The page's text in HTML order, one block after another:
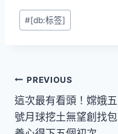
Post
Tags:
#[db:标签]
文
章
PREVIOUS
這次最有看頭！嫦娥五
號月球挖土無望創找包